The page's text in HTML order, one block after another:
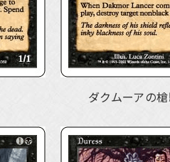
ダクムーアの